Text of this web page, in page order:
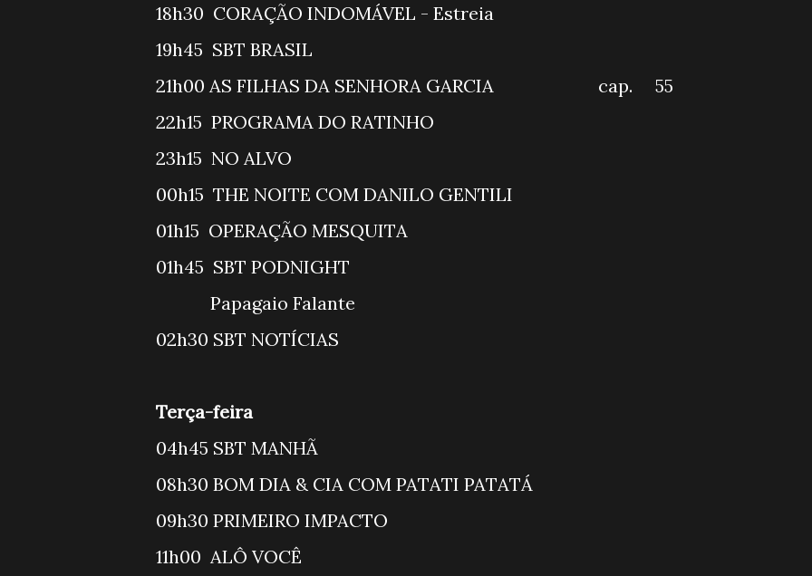
18h30 CORAÇÃO INDOMÁVEL - Estreia
19h45 SBT BRASIL
21h00 AS FILHAS DA SENHORA GARCIA cap. 55
22h15 PROGRAMA DO RATINHO
23h15 NO ALVO
00h15 THE NOITE COM DANILO
01h15 OPERAÇÃO MESQUITA
01h45 SBT PODNIGHT
Papagaio Falante
02h30 SBT NOTÍCIAS
Terça-feira
04h45 SBT MANHÃ
08h30 BOM DIA & CIA COM PATATI
09h30 PRIMEIRO IMPACTO
11h00 ALÔ VOCÊ